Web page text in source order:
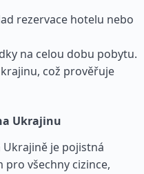
rezervace hotelu nebo
na celou dobu pobytu.
což prověřuje
Ukrajinu
Ukrajině je pojistná
všechny cizince,